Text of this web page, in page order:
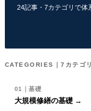
24記事・7カテゴリで体
CATEGORIES｜7カテゴリ
01｜基礎
大規模修繕の基礎 →